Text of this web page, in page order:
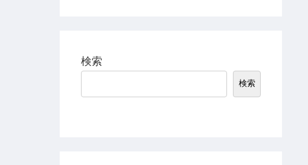
検索
検索